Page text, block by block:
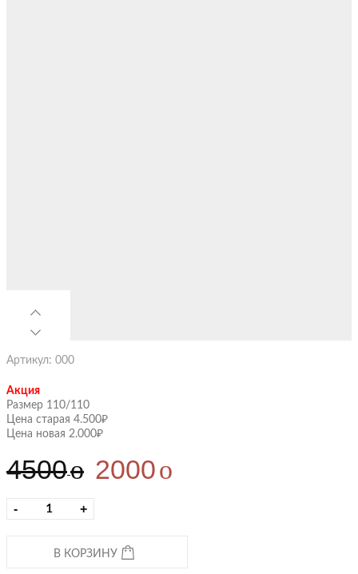
Артикул: 000
Акция
Размер 110/110
Цена старая 4.500₽
Цена новая 2.000₽
4500o 2000o
- +
В КОРЗИНУ